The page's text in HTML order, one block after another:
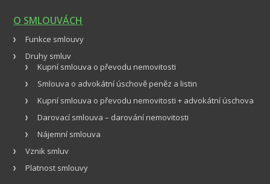
O SMLOUVÁCH
Funkce smlouvy
Druhy smluv
Kupní smlouva o převodu nemovitosti
Smlouva o advokátní úschově peněz a listin
Kupní smlouva o převodu nemovitosti + advokátní úschova
Darovací smlouva – darování nemovitosti
Nájemní smlouva
Vznik smluv
Platnost smlouvy